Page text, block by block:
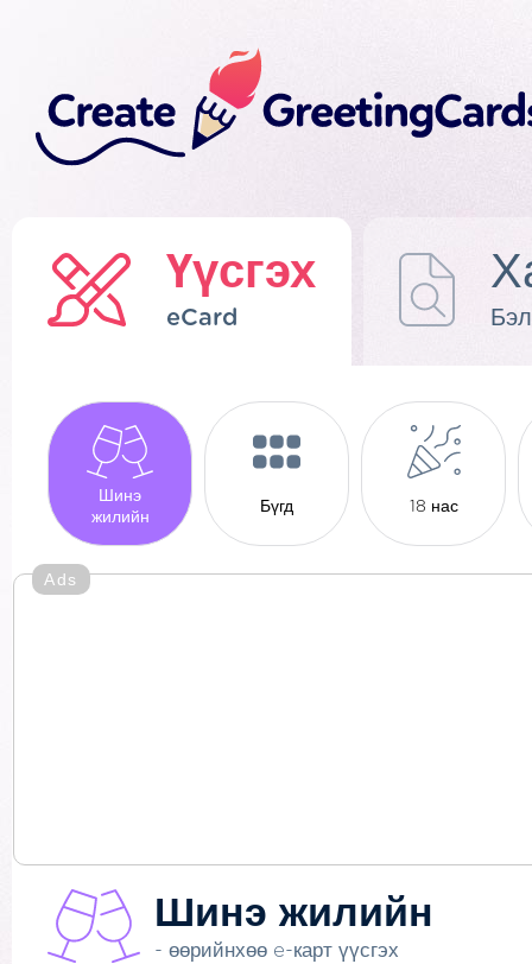
Үүсгэх
eCard
Шинэ
жилийн
Бүгд 18 нас
Ads
Шинэ жилийн
- өөрийнхөө e-карт үүсгэх